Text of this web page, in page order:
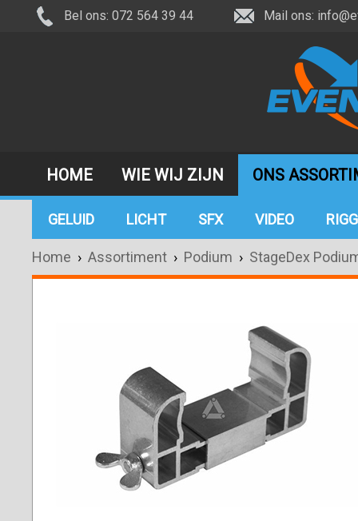
Bel ons: 072 564 39 44 Mail ons:
HOME WIE WIJ ZIJN ONS
GELUID LICHT SFX VIDEO
Home › Assortiment › Podium › StageDex